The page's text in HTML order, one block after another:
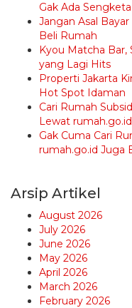
Gak Ada
Jangan Asal
Beli Rumah
Kyou Matcha
yang Lagi Hits
Properti Jakarta
Hot Spot Idaman
Cari Rumah
Lewat rumah.go.id
Gak Cuma Cari
rumah.go.id Juga
Arsip Artikel
August 2026
July 2026
June 2026
May 2026
April 2026
March 2026
February 2026